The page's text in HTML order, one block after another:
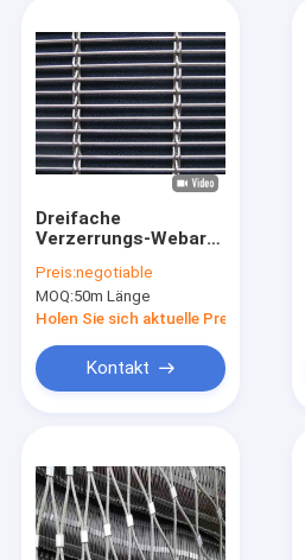
Produkte
Über uns
Dreifache
Verzerrungs-Webart-
Metallmasche
1.6mmx2.9mm
Preis:negotiable
MOQ:50m Länge
Holen Sie sich aktuelle Preis
Kontakt